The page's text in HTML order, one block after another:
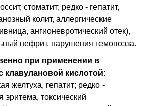
стоматит; редко - гепатит,
колит, аллергические
ангионевротический отек),
нефрит, нарушения гемопоэза.
при применении в
клавулановой кислотой:
желтуха, гепатит; редко -
токсический